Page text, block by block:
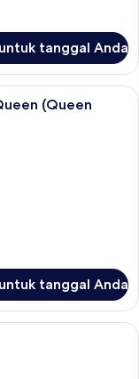
tanggal Anda
setrika, Wi-Fi gratis,
(Queen
tanggal Anda
setrika, Wi-Fi gratis,